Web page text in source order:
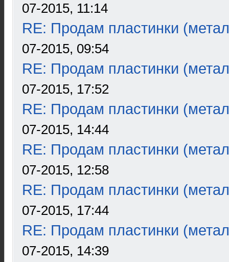
07-2015, 11:14
RE: Продам пластинки
07-2015, 09:54
RE: Продам пластинки
07-2015, 17:52
RE: Продам пластинки
07-2015, 14:44
RE: Продам пластинки
07-2015, 12:58
RE: Продам пластинки
07-2015, 17:44
RE: Продам пластинки
07-2015, 14:39